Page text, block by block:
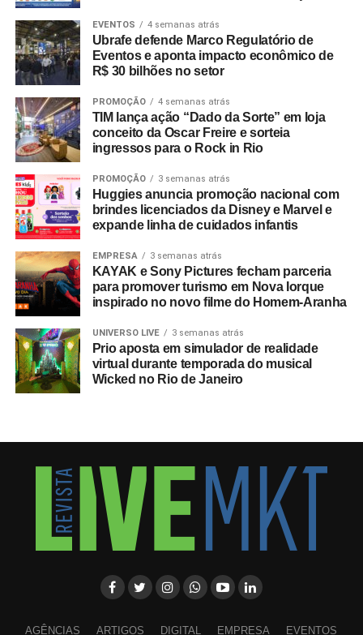
EVENTOS 4 semanas atrás
Ubrafe defende Marco Regulatório de
Eventos e aponta impacto econômico de
R$ 30 bilhões no setor
PROMOÇÃO 4 semanas atrás
TIM lança ação “Dado da Sorte” em loja
conceito da Oscar Freire e sorteia
ingressos para o Rock in Rio
PROMOÇÃO 3 semanas atrás
Huggies anuncia promoção nacional com
brindes licenciados da Disney e Marvel e
expande linha de cuidados infantis
EMPRESA 3 semanas atrás
KAYAK e Sony Pictures fecham parceria
para promover turismo em Nova Iorque
inspirado no novo filme do Homem-Aranha
UNIVERSO LIVE 3 semanas atrás
Prio aposta em simulador de realidade
virtual durante temporada do musical
Wicked no Rio de Janeiro
AGÊNCIAS ARTIGOS DIGITAL EMPRESA EVENTOS